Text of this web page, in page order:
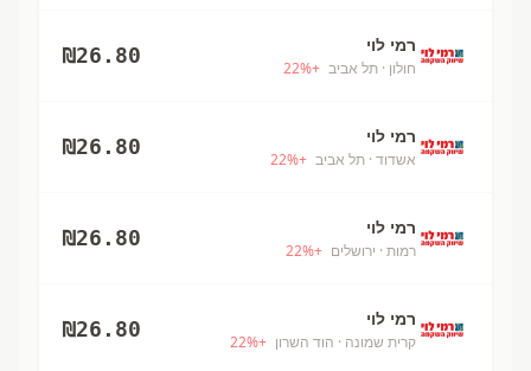
רמי לוי
חולון · תל אביב +
22%
₪26.80
רמי לוי
אשדוד · תל אביב +
22%
₪26.80
רמי לוי
רמות · ירושלים +
22%
₪26.80
רמי לוי
קרית שמונה · הוד השרון +
22%
₪26.80